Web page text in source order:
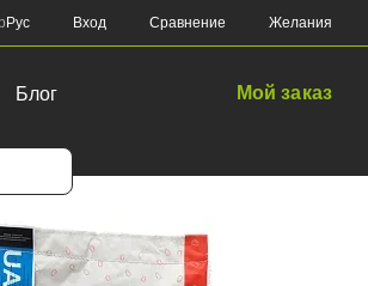
Рус Вход Сравнение Желания
Блог
Мой заказ